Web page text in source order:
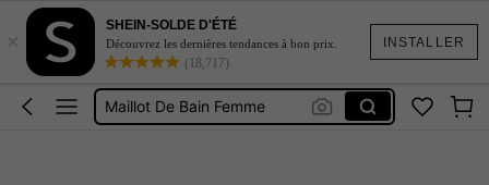
INSTALLER
×
SHEIN-SOLDE D'ÉTÉ
Découvrez les dernières tendances à bon prix.
(18,717)
Robe Femme été
Maillot De Bain Femme